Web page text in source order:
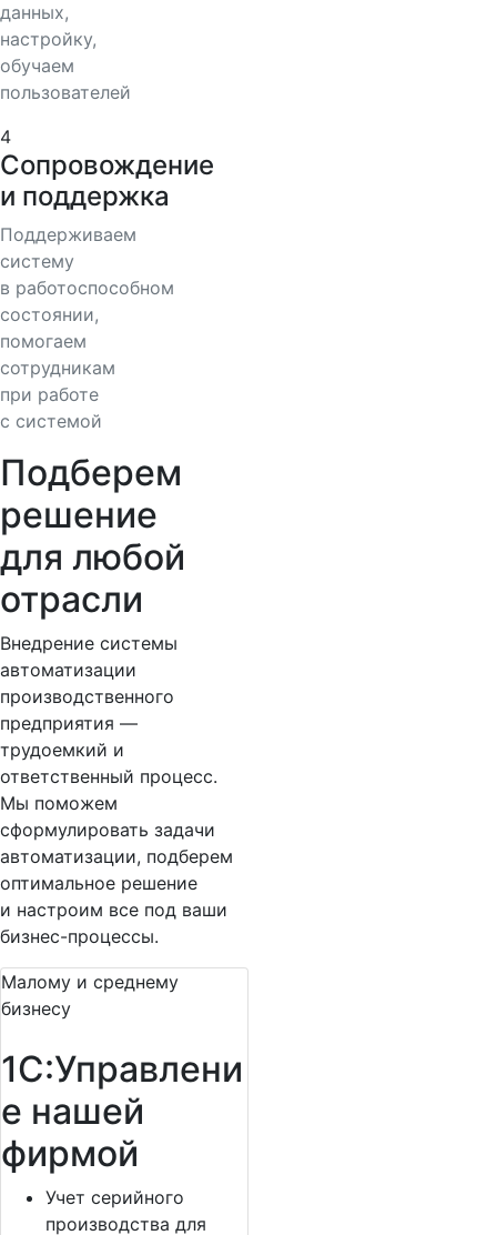
данных,
настройку,
обучаем
пользователей
4
Сопровождение
и поддержка
Поддерживаем
систему
в работоспособном
состоянии,
помогаем
сотрудникам
при работе
с системой
Подберем
решение
для любой
отрасли
Внедрение системы
автоматизации
производственного
предприятия —
трудоемкий и
ответственный процесс.
Мы поможем
сформулировать задачи
автоматизации, подберем
оптимальное решение
и настроим все под ваши
бизнес-процессы.
Малому и среднему
бизнесу
1С:Управлени
е нашей
фирмой
Учет серийного
производства для